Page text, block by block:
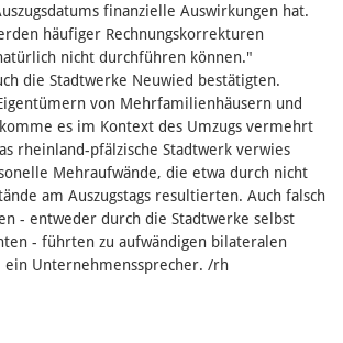
finanzielle Auswirkungen hat.
häufiger Rechnungskorrekturen
nicht durchführen können."
die Stadtwerke Neuwied bestätigten.
von Mehrfamilienhäusern und
es im Kontext des Umzugs vermehrt
rheinland-pfälzische Stadtwerk verwies
Mehraufwände, die etwa durch nicht
am Auszugstags resultierten. Auch falsch
- entweder durch die Stadtwerke selbst
- führten zu aufwändigen bilateralen
ein Unternehmenssprecher. /rh